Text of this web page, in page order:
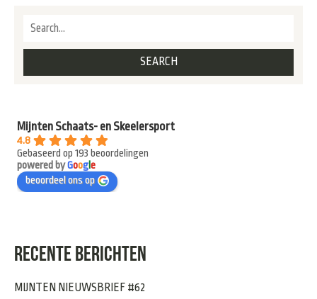
Mijnten Schaats- en Skeelersport
4.8
Gebaseerd op 193 beoordelingen
powered byGooge
beoordeel ons op
RECENTE BERICHTEN
MIJNTEN NIEUWSBRIEF #62